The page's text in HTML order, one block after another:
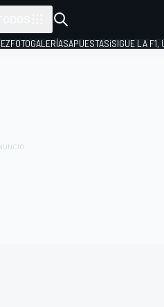
FOTOGALERÍASAPUESTAS¡SIGUE LA F1,